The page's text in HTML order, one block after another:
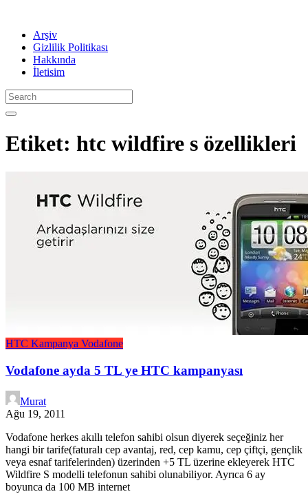
Arşiv
Gizlilik Politikası
Hakkında
İletisim
Etiket: htc wildfire s özellikleri
HTC Kampanya Vodafone
Vodafone ayda 5 TL ye HTC kampanyası
Murat
Ağu 19, 2011
Vodafone herkes akıllı telefon sahibi olsun diyerek seçeğiniz her
hangi bir tarife(faturalı cep avantaj, red, cep kamu, cep çiftçi, gençlik
veya esnaf tarifelerinden) üzerinden +5 TL üzerine ekleyerek HTC
Wildfire S modelli telefonun sahibi olunabiliyor. Ayrıca 6 ay
boyunca da 100 MB internet